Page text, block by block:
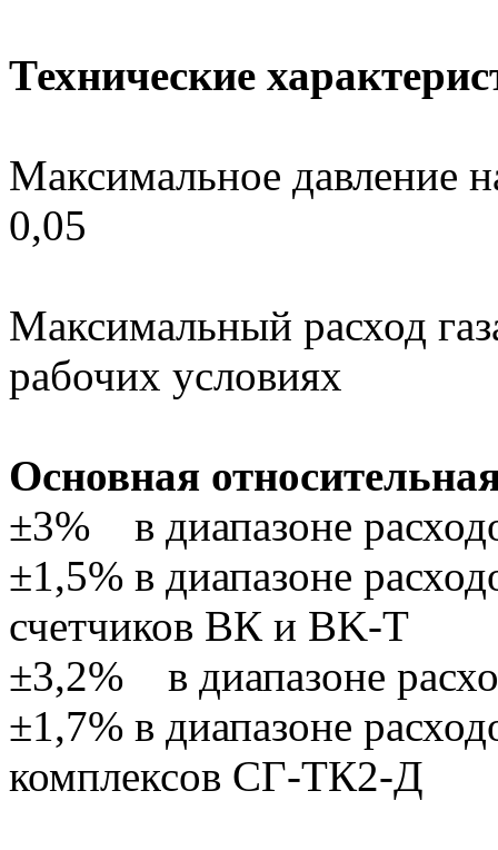
Технические
Максимальное давление
0,05
Максимальный расход
рабочих условиях
Основная
±3% в диапазоне
±1,5% в диапазоне
счетчиков ВК и BK-T
±3,2% в диапазоне
±1,7% в диапазоне
комплексов СГ-ТК2-Д